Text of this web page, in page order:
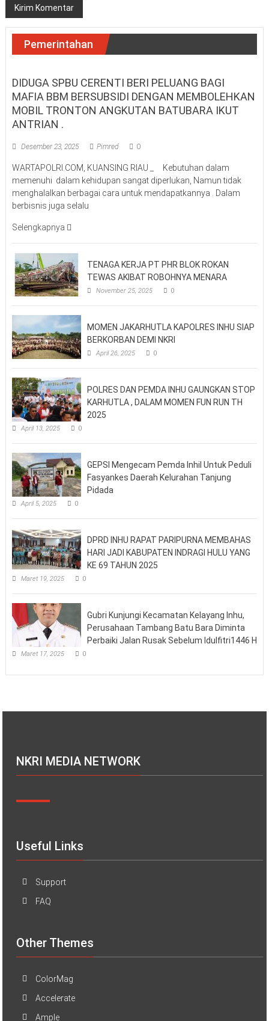
Pemerintahan
DIDUGA SPBU CERENTI BERI PELUANG BAGI
MAFIA BBM BERSUBSIDI DENGAN MEMBOLEHKAN
MOBIL TRONTON ANGKUTAN BATUBARA IKUT
ANTRIAN .
Desember 23, 2025 Pimred 0
WARTAPOLRI.COM, KUANSING RIAU _ Kebutuhan dalam
memenuhi dalam kehidupan sangat diperlukan, Namun tidak
menghalalkan berbagai cara untuk mendapatkannya . Dalam
berbisnis juga selalu
Selengkapnya
TENAGA KERJA PT PHR BLOK ROKAN
TEWAS AKIBAT ROBOHNYA MENARA
November 25, 2025 0
MOMEN JAKARHUTLA KAPOLRES INHU SIAP
BERKORBAN DEMI NKRI
April 26, 2025 0
POLRES DAN PEMDA INHU GAUNGKAN STOP
KARHUTLA , DALAM MOMEN FUN RUN TH
2025
April 13, 2025 0
GEPSI Mengecam Pemda Inhil Untuk Peduli
Fasyankes Daerah Kelurahan Tanjung
Pidada
April 5, 2025 0
DPRD INHU RAPAT PARIPURNA MEMBAHAS
HARI JADI KABUPATEN INDRAGI HULU YANG
KE 69 TAHUN 2025
Maret 19, 2025 0
Gubri Kunjungi Kecamatan Kelayang Inhu,
Perusahaan Tambang Batu Bara Diminta
Perbaiki Jalan Rusak Sebelum Idulfitri1446 H
Maret 17, 2025 0
NKRI MEDIA NETWORK
Useful Links
Support
FAQ
Other Themes
ColorMag
Accelerate
Ample